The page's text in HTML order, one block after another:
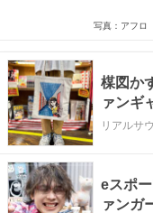
写真：アフロ
楳図か
ァンギ
リアルサ
eスポ
ァンガ